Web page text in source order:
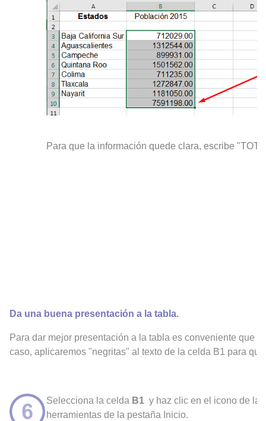
Para que la información quede clara, escribe
Da una buena presentación a la tabla.
Para dar mejor presentación a la tabla es conveniente que
caso, aplicaremos "negritas" al texto de la celda B1 para
Selecciona la celda B1 y haz clic en el icono de
herramientas de la pestaña Inicio.